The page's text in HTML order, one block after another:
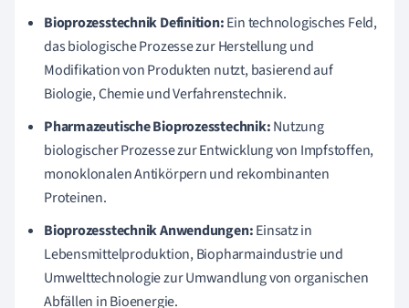
Bioprozesstechnik Definition:Ein technologisches Feld,
das biologische Prozesse zur Herstellung und
Modifikation von Produkten nutzt, basierend auf
Biologie, Chemie und Verfahrenstechnik.
Pharmazeutische Bioprozesstechnik:Nutzung
biologischer Prozesse zur Entwicklung von Impfstoffen,
monoklonalen Antikörpern und rekombinanten
Proteinen.
Bioprozesstechnik Anwendungen:Einsatz in
Lebensmittelproduktion, Biopharmaindustrie und
Umwelttechnologie zur Umwandlung von organischen
Abfällen in Bioenergie.